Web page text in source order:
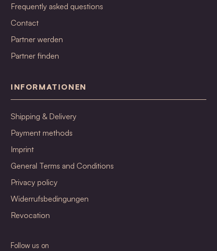
Frequently asked questions
Contact
Partner werden
Partner finden
INFORMATIONEN
Shipping & Delivery
Payment methods
Imprint
General Terms and Conditions
Privacy policy
Widerrufsbedingungen
Revocation
Follow us on